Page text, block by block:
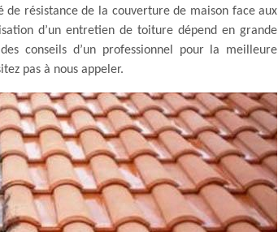
résistance de la couverture de maison face aux
d’un entretien de toiture dépend en grande
conseils d’un professionnel pour la meilleure
pas à nous appeler.